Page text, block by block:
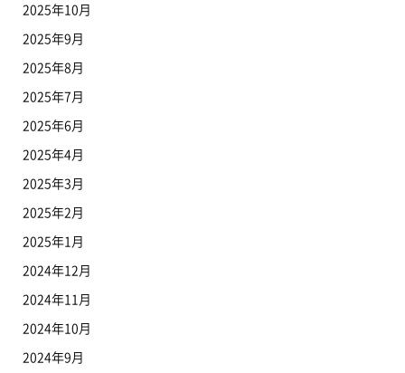
2025年10月
2025年9月
2025年8月
2025年7月
2025年6月
2025年4月
2025年3月
2025年2月
2025年1月
2024年12月
2024年11月
2024年10月
2024年9月